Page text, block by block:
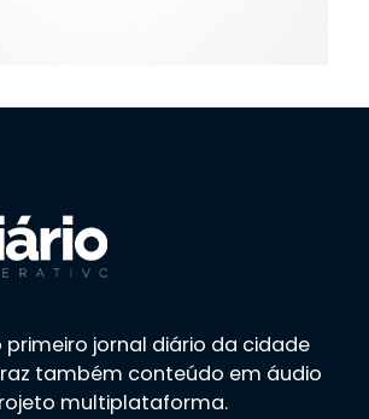
primeiro jornal diário da cidade
também conteúdo em áudio
multiplataforma.